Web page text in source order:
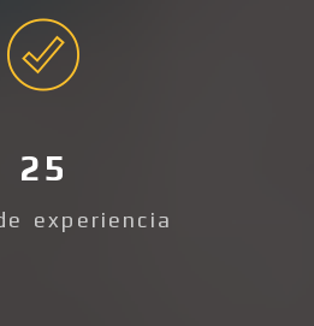
25
experiencia